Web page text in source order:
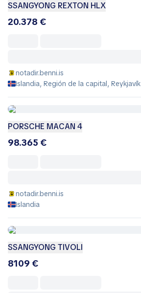
SSANGYONG REXTON HLX
20.378 €
notadir.benni.is
Islandia, Región de la capital, Reykjavík
PORSCHE MACAN 4
98.365 €
notadir.benni.is
Islandia
SSANGYONG TIVOLI
8109 €